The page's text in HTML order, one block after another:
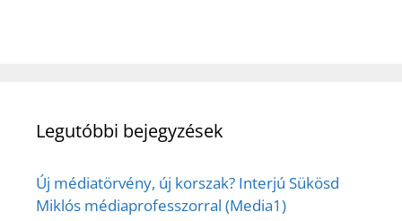
Legutóbbi bejegyzések
Új médiatörvény, új korszak? Interjú Sükösd
Miklós médiaprofesszorral (Media1)